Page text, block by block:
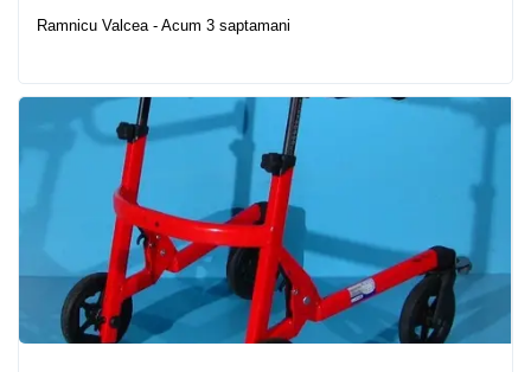
Ramnicu Valcea - Acum 3 saptamani